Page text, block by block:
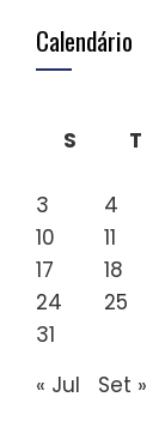
Calendário
S
T
3
4
10
11
17
18
24
25
31
« Jul
Set »